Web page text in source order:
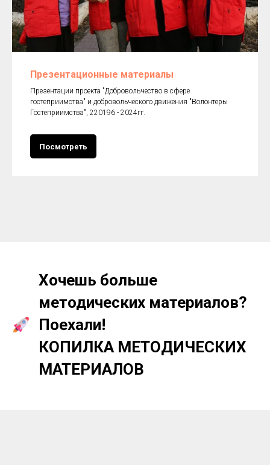
Презентационные материалы
Презентации проекта "Добровольчество в сфере
гостеприимства" и добровольческого движения "Волонтеры
Гостеприимства", 220196 - 2024гг.
Посмотреть
Хочешь больше
методических материалов?
Поехали!
КОПИЛКА МЕТОДИЧЕСКИХ
МАТЕРИАЛОВ